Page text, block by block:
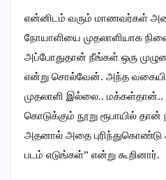
என்னிடம் வரும் மாணவர்கள்
நோயாளியை முதலாளியாக
அப்போதுதான் நீங்கள் ஒரு
என்று சொல்வேன். அந்த
முதலாளி இல்லை..
கொடுக்கும் நூறு ரூபாயில்
அதனால் அதை
படம் எடுங்கள்” என்று கூறினார்.